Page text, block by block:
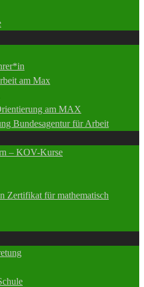
am Max
am MAX
Bundesagentur für Arbeit
– KOV-Kurse
Zertifikat für mathematisch